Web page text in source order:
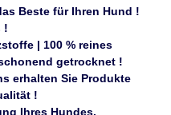
Beste für Ihren Hund !
!
| 100 % reines
getrocknet !
erhalten Sie Produkte
!
Ihres Hundes.